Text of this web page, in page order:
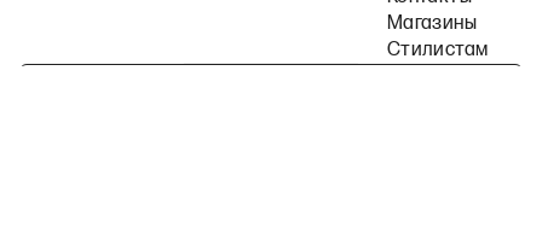
Магазины
Стилистам